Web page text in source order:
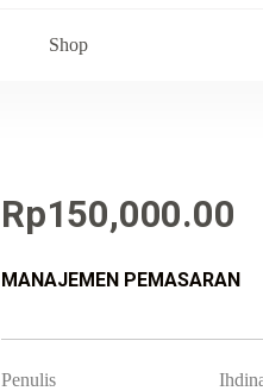
Shop
Rp150,000.00
MANAJEMEN PEMASARAN
Penulis